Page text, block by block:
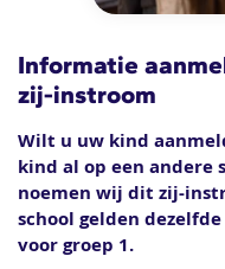
Informatie
zij-instroom
Wilt u uw kind
kind al op een andere
noemen wij dit zij-
school gelden
voor groep 1.